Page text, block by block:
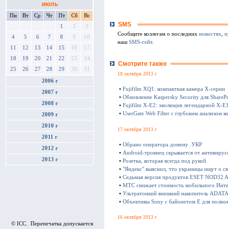
июль
Пн Вт Ср Чт Пт Сб
Вс
1
2
3
4
5 6 7 8 9
10
11
12 13 14 15 16
17
18
19 20 21 22 23
24
25
26 27 28 29 30 31
2006 г
2007 г
2008 г
2009 г
2010 г
2011 г
2012 г
2013 г
© ICC. Перепечатка допускается
SMS
Сообщите коллегам о последних новостях
наш SMS-гейт.
Смотрите также
18 октября 2013 г
• Fujifilm XQ1: компактная камера Х-серии
• Обновление Kaspersky Security для
• Fujifilm X-E2: эволюция легендарной X-
• UserGate Web Filter с глубоким анализом
17 октября 2013 г
• Обрано оператора домену .УКР
• Android-троянец скрывается от
• Розетка, которая всегда под рукой
• "Яндекс" выяснил, что украинцы ищут о
• Седьмая версия продуктов ESET NOD32
• МТС снижает стоимость мобильного
• Ультратонкий внешний накопитель
• Объективы Sony с байонетом E для
16 октября 2013 г